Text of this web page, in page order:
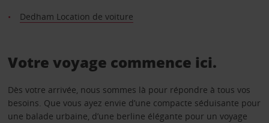
Dedham Location de voiture
Votre voyage commence ici.
Dès votre arrivée, nous sommes là pour répondre à tous vos
besoins. Que vous ayez envie d’une compacte séduisante pour
une balade urbaine, d’une berline élégante pour un voyage